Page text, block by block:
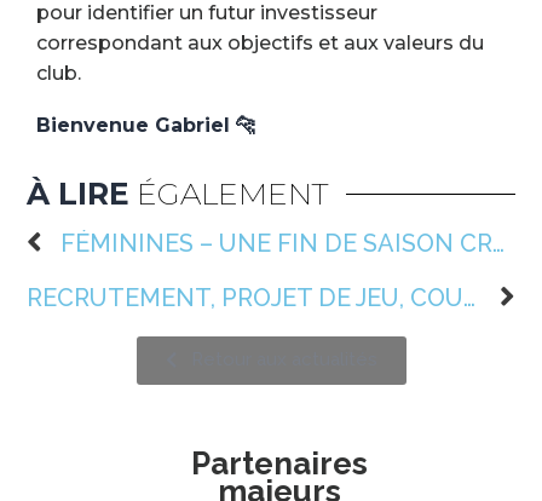
pour identifier un futur investisseur
correspondant aux objectifs et aux valeurs du
club.
Bienvenue Gabriel 🐆
À LIRE ÉGALEMENT
FÉMININES – UNE FIN DE SAISON CRUELLE À BOURGES
RECRUTEMENT, PROJET DE JEU, COUPE DU MONDE – LES PREMIERS MOTS DE GABRIEL SANTOS 📝
Partenaires
majeurs